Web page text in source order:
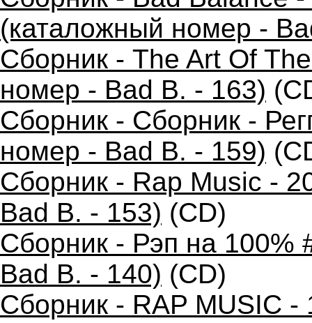
(каталожный номер -
Сборник - The Art Of
номер - Bad B. - 163)
Сборник - Сборник -
номер - Bad B. - 159)
Сборник - Rap Music -
Bad B. - 153) (CD)
Сборник - Рэп на 100%
Bad B. - 140) (CD)
Сборник - RAP MUSIC